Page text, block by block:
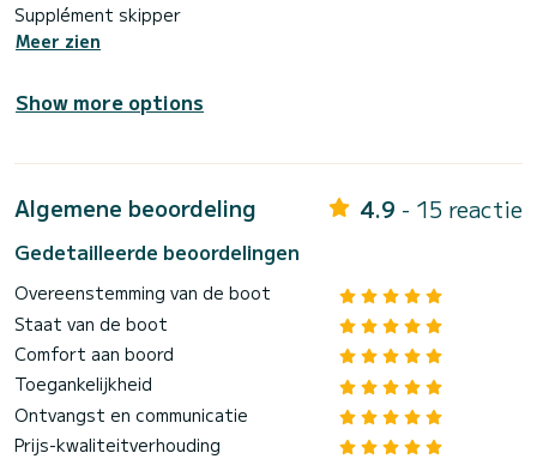
Supplément skipper
Meer zien
Show more options
Algemene beoordeling 4.9 - 15 reactie
Gedetailleerde beoordelingen
Overeenstemming van de boot
Staat van de boot
Comfort aan boord
Toegankelijkheid
Ontvangst en communicatie
Prijs-kwaliteitverhouding